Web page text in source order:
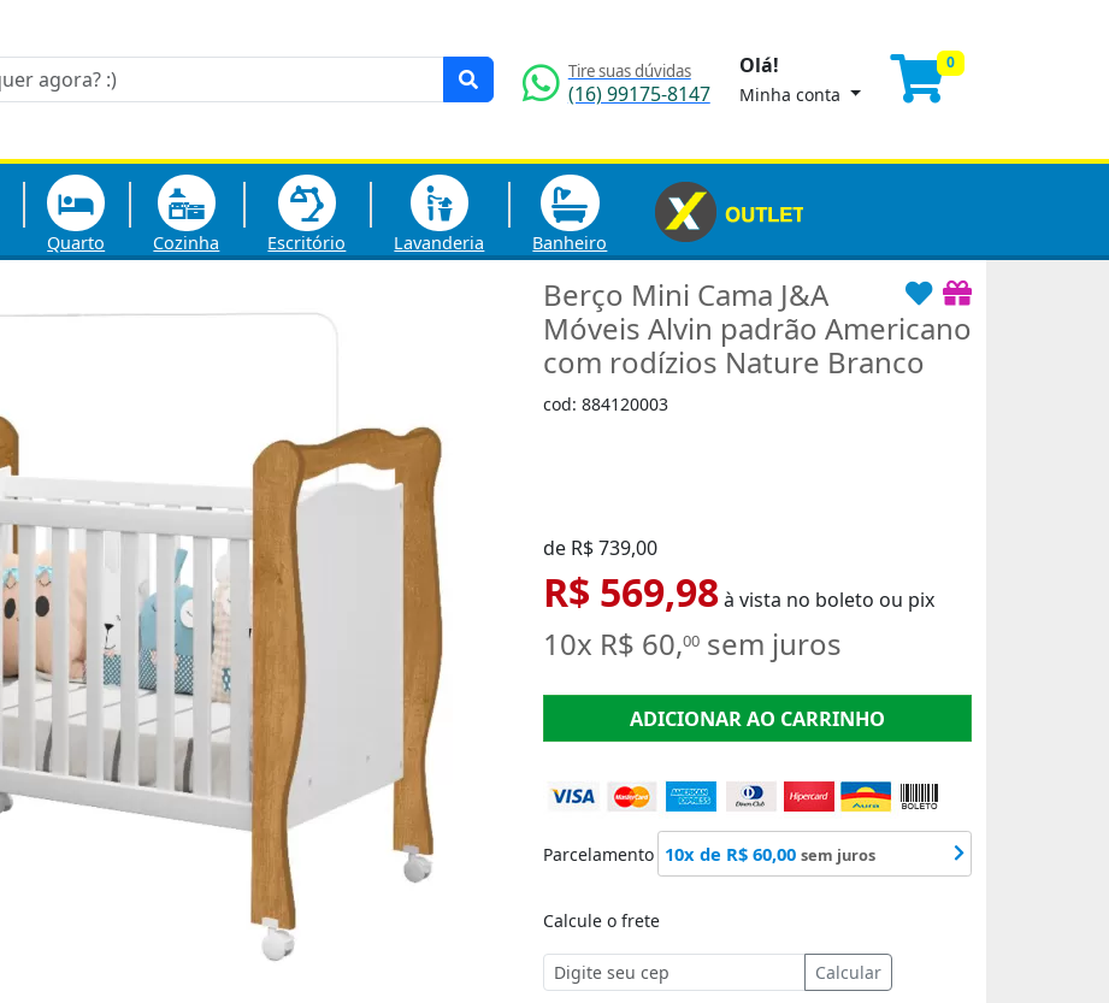
Tire suas dúvidas
(16) 99175-8147
Olá!
Minha conta
0
Quarto Cozinha Escritório Lavanderia Banheiro
Berço Mini Cama J&A
Móveis Alvin padrão Americano
com rodízios Nature Branco
cod: 884120003
de R$ 739,00
R$ 569,98à vista no boleto ou pix
10x R$ 60,00 sem juros
ADICIONAR AO CARRINHO
Parcelamento 10x de R$ 60,00 sem juros
Calcule o frete
Calcular